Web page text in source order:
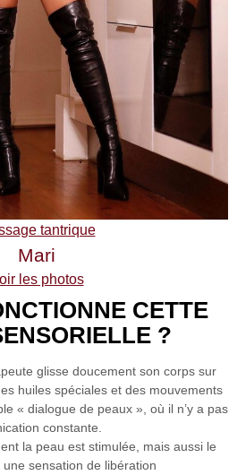
tantrique
Mari
les photos
CETTE
?
glisse doucement son corps sur
huiles spéciales et des mouvements
« dialogue de peaux », où il n’y a pas
constante.
la peau est stimulée, mais aussi le
sensation de libération